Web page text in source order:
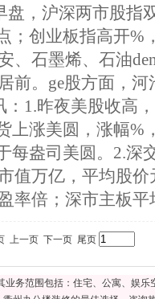
深两市股指双
；创业板指高开%
、石墨烯、石油
前。ge股方面，
昨夜美股收高，
上涨美圆，涨幅%
每盎司美圆。2.深
值万亿，平均股
率倍；深市主板
上一页 下一页 尾页
业务范围包括：住宅、公寓、娱